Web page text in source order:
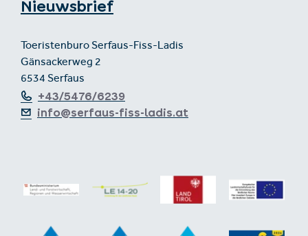
Nieuwsbrief
Toeristenburo Serfaus-Fiss-Ladis
Gänsackerweg 2
6534 Serfaus
+43/5476/6239
info@serfaus-fiss-ladis.at